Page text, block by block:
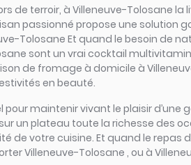
de terroir, à Villeneuve-Tolosane
passionné propose une
Tolosane Et quand le besoin de
sont un vrai cocktail
de fromage à domicile à
en beauté.
pour maintenir vivant le plaisir
un plateau toute la richesse des
de votre cuisine. Et quand le
Villeneuve-Tolosane , ou à